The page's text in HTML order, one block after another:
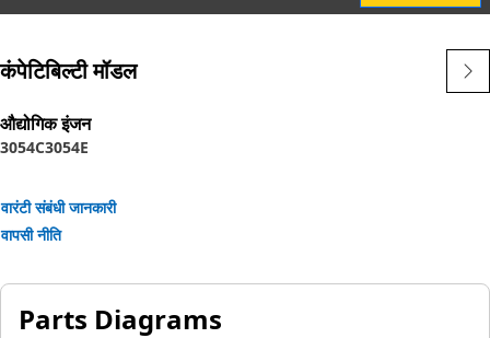
कंपेटिबिल्टी मॉडल
औद्योगिक इंजन
3054C3054E
वारंटी संबंधी जानकारी
वापसी नीति
Parts Diagrams